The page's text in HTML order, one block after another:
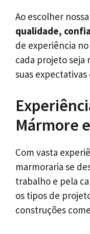
Ao escolher
qualidade,
de experiência
cada projeto seja
suas
Mármore
Com vasta
marmoraria se
trabalho e pela
os tipos de
construções